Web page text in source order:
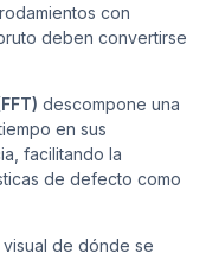
con
deben convertirse
descompone una
en sus
facilitando la
de defecto como
de dónde se